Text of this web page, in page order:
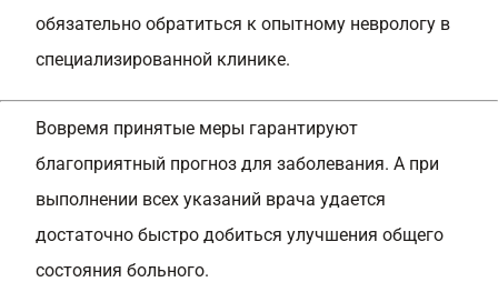
обязательно обратиться к опытному неврологу в
специализированной клинике.
Вовремя принятые меры гарантируют
благоприятный прогноз для заболевания. А при
выполнении всех указаний врача удается
достаточно быстро добиться улучшения общего
состояния больного.